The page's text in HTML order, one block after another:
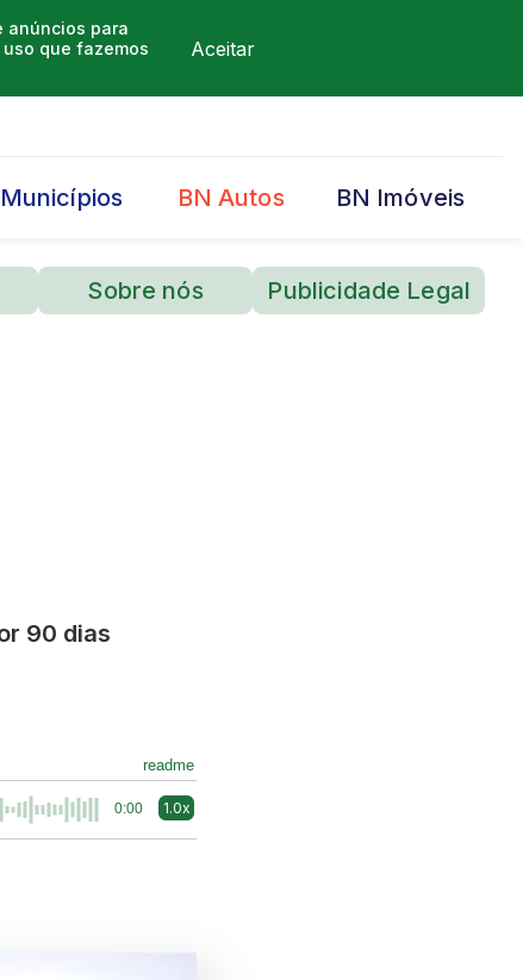
anúncios para
que fazemos
Aceitar
Municípios BN Autos BN Imóveis
Sobre nós Publicidade Legal
90 dias
readme
0:00 1.0x